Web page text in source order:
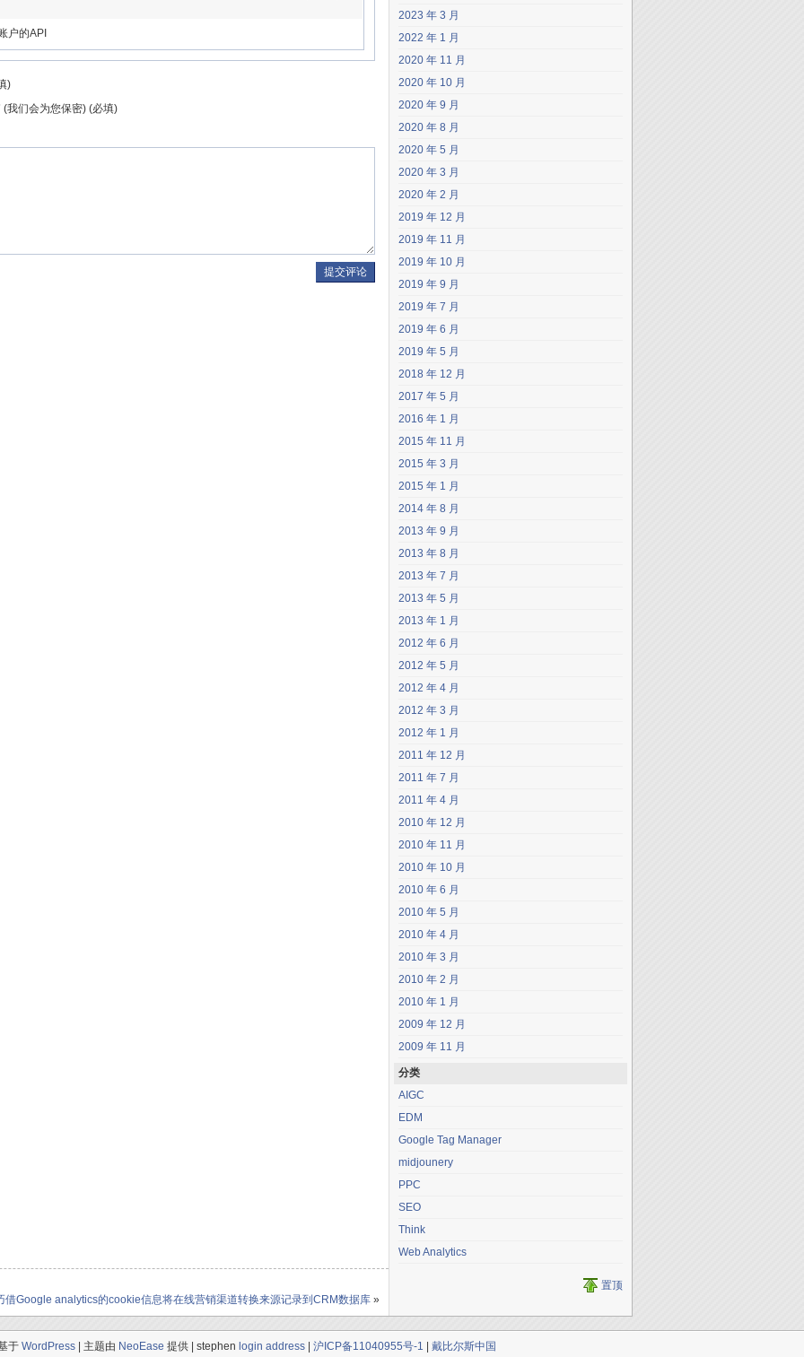
户的API
)
(我们会为您保密) (必填)
2023 年 3 月
2022 年 1 月
2020 年 11 月
2020 年 10 月
2020 年 9 月
2020 年 8 月
2020 年 5 月
2020 年 3 月
2020 年 2 月
2019 年 12 月
2019 年 11 月
2019 年 10 月
2019 年 9 月
2019 年 7 月
2019 年 6 月
2019 年 5 月
2018 年 12 月
2017 年 5 月
2016 年 1 月
2015 年 11 月
2015 年 3 月
2015 年 1 月
2014 年 8 月
2013 年 9 月
2013 年 8 月
2013 年 7 月
2013 年 5 月
2013 年 1 月
2012 年 6 月
2012 年 5 月
2012 年 4 月
2012 年 3 月
2012 年 1 月
2011 年 12 月
2011 年 7 月
2011 年 4 月
2010 年 12 月
2010 年 11 月
2010 年 10 月
2010 年 6 月
2010 年 5 月
2010 年 4 月
2010 年 3 月
2010 年 2 月
2010 年 1 月
2009 年 12 月
2009 年 11 月
分类
AIGC
EDM
Google Tag Manager
midjounery
PPC
SEO
Think
Web Analytics
借Google analytics的cookie信息将在线营销渠道转换来源记录到CRM数据库 »
置顶
于 WordPress | 主题由 NeoEase 提供 | stephen login address 沪ICP备11040955号-1 戴比尔斯中国